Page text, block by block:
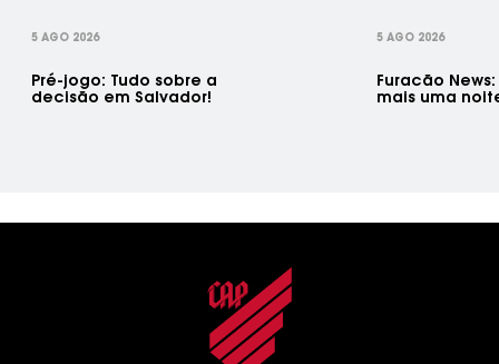
5 AGO 2026
Pré-jogo: Tudo sobre a
decisão em Salvador!
5 AGO 2026
Furacão
mais uma